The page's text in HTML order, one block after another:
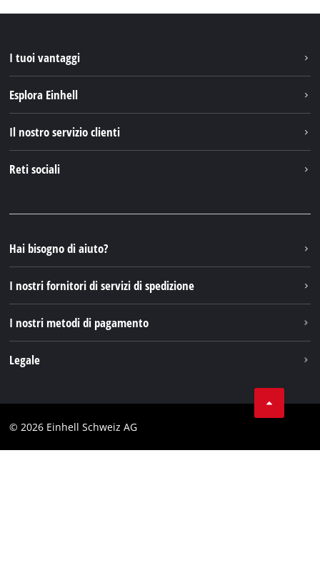
I tuoi vantaggi
Esplora Einhell
Einhell Germany AG
Il nostro servizio clienti
Reti sociali
Instagram
TikTok
Pinterest
Hai bisogno di aiuto?
I nostri fornitori di servizi di spedizione
I nostri metodi di pagamento
Legale
Testata
© 2026 Einhell Schweiz AG